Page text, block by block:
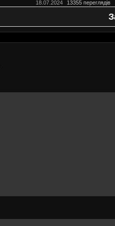
18.07.2024 13355 переглядів